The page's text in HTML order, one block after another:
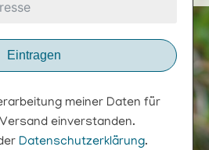
Eintragen
meiner Daten für
einverstanden.
Datenschutzerklärung.